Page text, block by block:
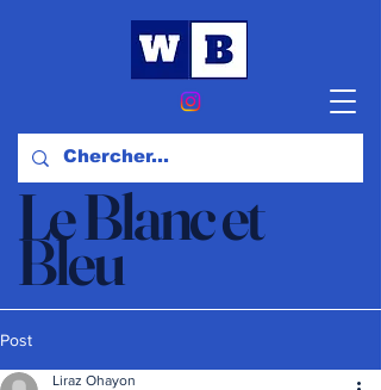
Le Blanc et
Bleu
Actualités et Opinions
Post
Liraz Ohayon